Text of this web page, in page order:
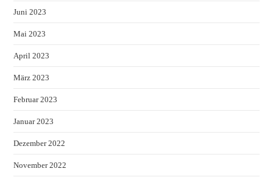
Juni 2023
Mai 2023
April 2023
März 2023
Februar 2023
Januar 2023
Dezember 2022
November 2022